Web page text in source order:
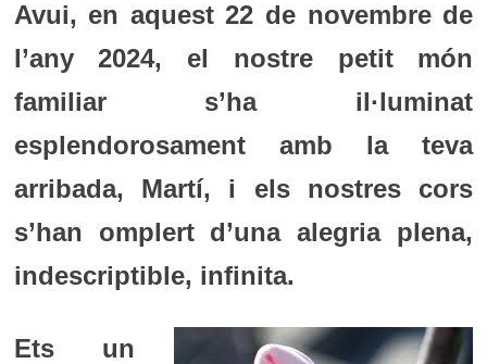
Avui, en aquest 22 de novembre de
l’any 2024, el nostre petit món
familiar s’ha il·luminat
esplendorosament amb la teva
arribada, Martí, i els nostres cors
s’han omplert d’una alegria plena,
indescriptible, infinita.
Ets un